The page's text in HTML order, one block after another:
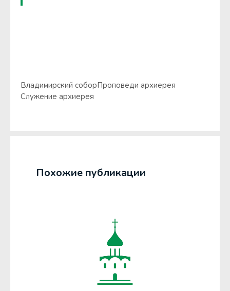
Владимирский соборПроповеди архиерея
Служение архиерея
Похожие публикации